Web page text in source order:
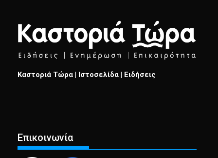
Καστοριά Τώρα | Ιστοσελίδα | Ειδήσεις
Επικοινωνία